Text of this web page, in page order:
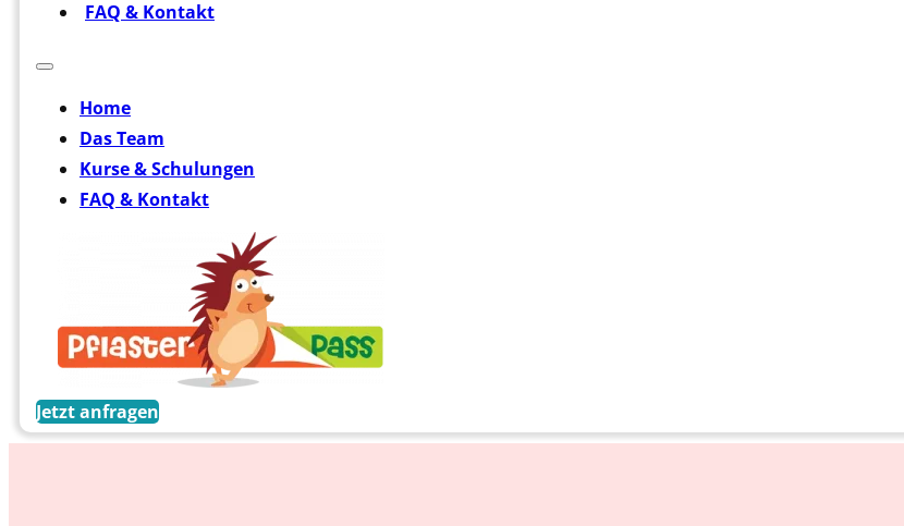
FAQ & Kontakt
Home
Das Team
Kurse & Schulungen
FAQ & Kontakt
Jetzt anfragen